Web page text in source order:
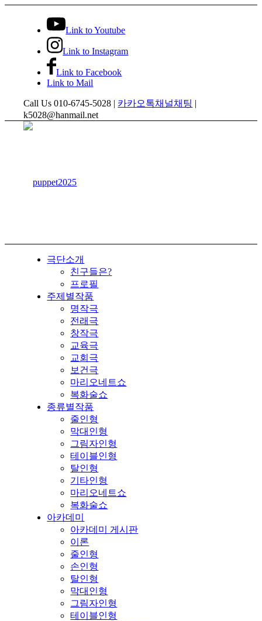
Link to Youtube
Link to Instagram
Link to Facebook
Link to Mail
Call Us 010-6745-5028 | 카카오톡채널채팅 |
k5028@hanmail.net
극단소개
친구들은?
프로필
주제별작품
명작극
전래극
창작극
교육극
교회극
보건극
마리오네트쇼
복화술쇼
종류별작품
줄인형
막대인형
그림자인형
테이블인형
탈인형
기타인형
마리오네트쇼
복화술쇼
아카데미
아카데미 게시판
이론
줄인형
손인형
탈인형
막대인형
그림자인형
테이블인형